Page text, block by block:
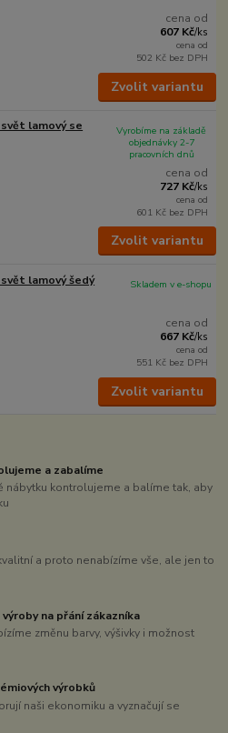
cena od
607 Kč/ks
cena od
502 Kč bez DPH
Zvolit variantu
lamový se
cena od
727 Kč/ks
cena od
601 Kč bez DPH
Vyrobíme na základě
objednávky 2-7
pracovních dnů
Zvolit variantu
lamový šedý
cena od
667 Kč/ks
cena od
551 Kč bez DPH
Skladem v e-shopu
Zvolit variantu
a zabalíme
nábytku kontrolujeme a balíme tak, aby
a proto nenabízíme vše, ale jen to
na přání zákazníka
změnu barvy, výšivky i možnost
výrobků
naši ekonomiku a vyznačují se